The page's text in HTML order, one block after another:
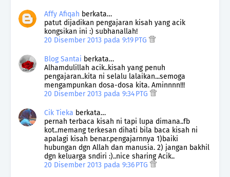
Affy Afiqah berkata…
patut dijadikan pengajaran kisah yang acik
kongsikan ini :) subhanallah!
20 Disember 2013 pada 9:19 PTG
Blog Santai berkata…
Alhamdulillah acik..kisah yang penuh
pengajaran..kita ni selalu lalaikan...semoga
mengampunkan dosa-dosa kita. Aminnnn!!!
20 Disember 2013 pada 9:34 PTG
Cik Tieka berkata…
pernah terbaca kisah ni tapi lupa dimana..fb
kot..memang terkesan dihati bila baca kisah ni
apalagi kisah benar.pengajarnnya 1)baiki
hubungan dgn Allah dan manusia. 2) jangan bakhil
dgn keluarga sndiri :)..nice sharing Acik..
20 Disember 2013 pada 9:36 PTG